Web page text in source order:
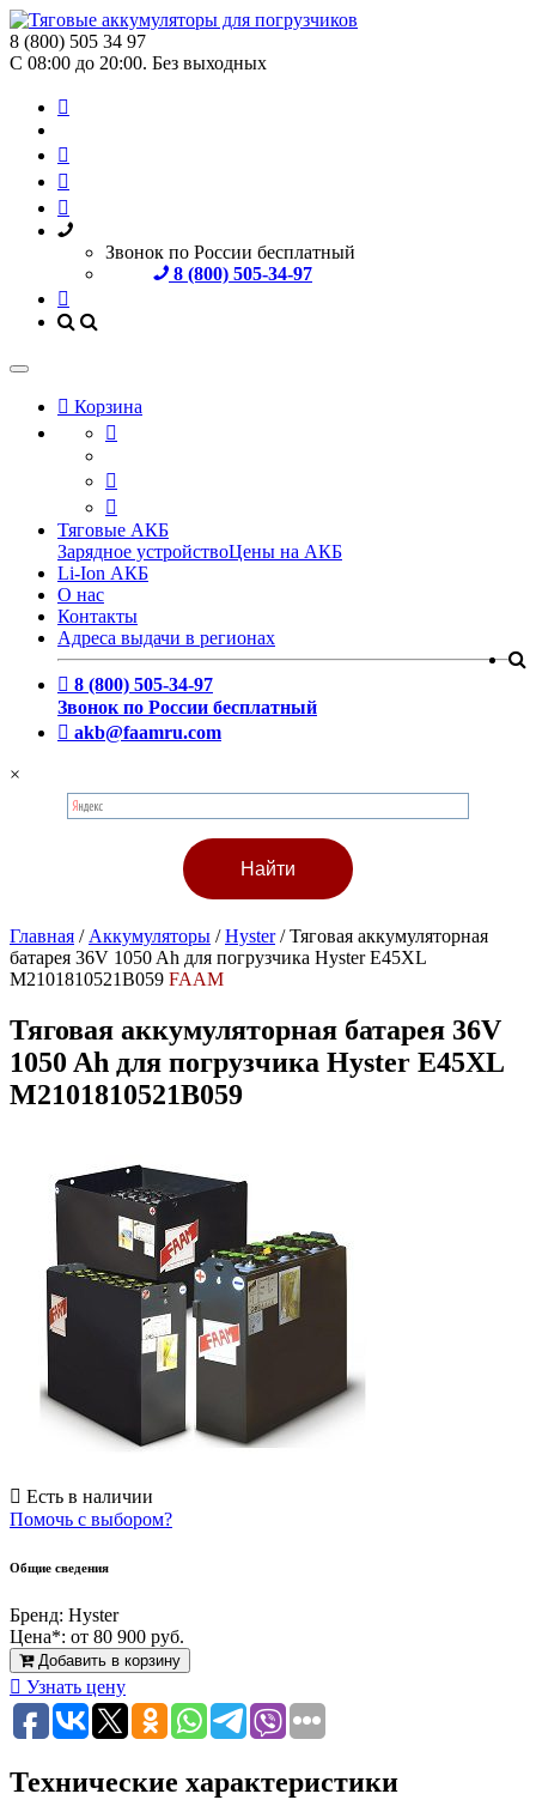
8 (800) 505 34 97
С 08:00 до 20:00. Без выходных
Звонок по России бесплатный
8 (800) 505-34-97
Корзина
Тяговые АКБ
Зарядное устройствоЦены на АКБ
Li-Ion АКБ
О нас
Контакты
Адреса выдачи в регионах
8 (800) 505-34-97
Звонок по России бесплатный
akb@faamru.com
×
Главная / Аккумуляторы /Hyster/Тяговая аккумуляторная
батарея 36V 1050 Ah для погрузчика Hyster E45XL
M2101810521B059 FAAM
Тяговая аккумуляторная батарея 36V
1050 Ah для погрузчика Hyster E45XL
M2101810521B059
Есть в наличии
Помочь с выбором?
Общие сведения
Бренд: Hyster
Цена*: от 80 900 руб.
Добавить в корзину
Узнать цену
Технические характеристики